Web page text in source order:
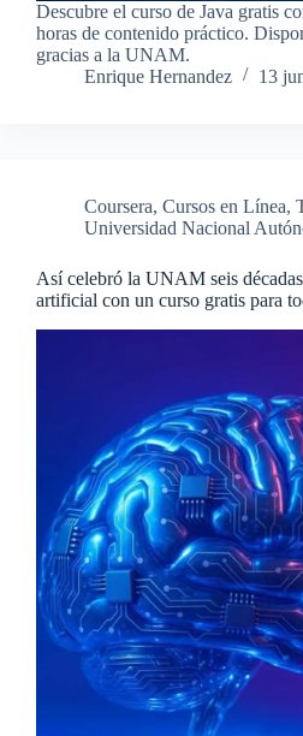
Descubre el curso de Java gratis
horas de contenido práctico.
gracias a la UNAM.
Enrique Hernandez
13
Coursera, Cursos en Línea,
Universidad Nacional
Así celebró la UNAM seis
artificial con un curso gratis para